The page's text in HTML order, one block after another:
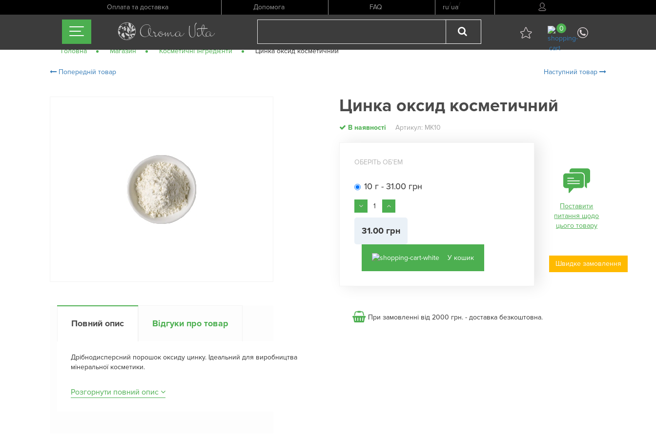
Оплата та доставка Допомога FAQ ru/ua/
0
Головна Магазин Косметичні інгредієнти Цинка оксид косметичний
Попередній товар Наступний товар
Повний опис Відгуки про товар
Дрібнодисперсний порошок оксиду цинку. Ідеальний для виробництва
мінеральної косметики.
Розгорнути повний опис
Цинка оксид косметичний
В наявності Артикул: МК10
ОБЕРІТЬ ОБʼЕМ
10 г - 31.00 грн
31.00 грн
У кошик
Поставити
питання щодо
цього товару
Швидке замовлення
При замовленні від 2000 грн. - доставка безкоштовна.